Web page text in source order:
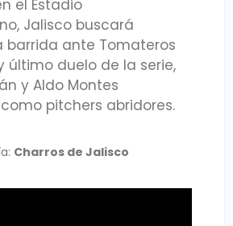
el Estadio
Jalisco buscará
barrida ante Tomateros
último duelo de la serie,
y Aldo Montes
pitchers abridores.
Charros de Jalisco